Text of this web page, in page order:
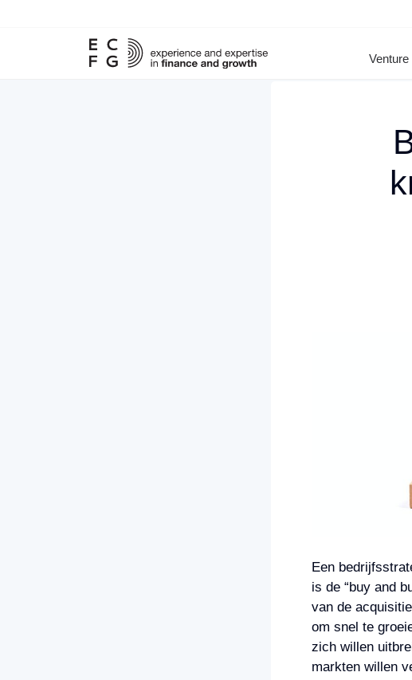
Venture
Een
is de “buy and
van de
om snel te
zich willen
markten willen